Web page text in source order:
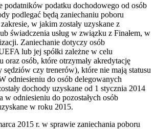
podatników podatku dochodowego od osób
podlegać będą zaniechaniu poboru
w jakim zostały uzyskane z
świadczenia usług w związku z Finałem, w
Zaniechanie dotyczy osób
lub jej spółki zależne w celu
oraz osób, które otrzymały akredytację
czy trenerów), które nie mają statusu
odniesieniu do osób delegowanych
dochody uzyskane od 1 stycznia 2014
w odniesieniu do pozostałych osób
w roku 2015.
2015 r. w sprawie zaniechania poboru